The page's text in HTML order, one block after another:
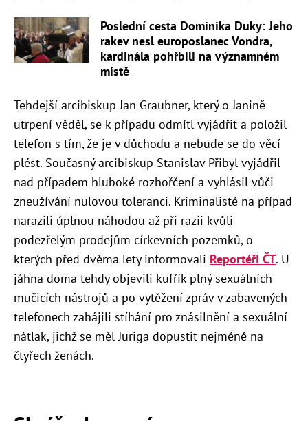
Poslední cesta Dominika Duky: Jeho
rakev nesl europoslanec Vondra,
kardinála pohřbili na významném
místě
Tehdejší arcibiskup Jan Graubner, který o Janině
utrpení věděl, se k případu odmítl vyjádřit a položil
telefon s tím, že je v důchodu a nebude se do věcí
plést. Současný arcibiskup Stanislav Přibyl vyjádřil
nad případem hluboké rozhořčení a vyhlásil vůči
zneužívání nulovou toleranci. Kriminalisté na případ
narazili úplnou náhodou až při razii kvůli
podezřelým prodejům církevních pozemků, o
kterých před dvěma lety informovali Reportéři ČT. U
jáhna doma tehdy objevili kufřík plný sexuálních
mučicích nástrojů a po vytěžení zpráv v zabavených
telefonech zahájili stíhání pro znásilnění a sexuální
nátlak, jichž se měl Juriga dopustit nejméně na
čtyřech ženách.